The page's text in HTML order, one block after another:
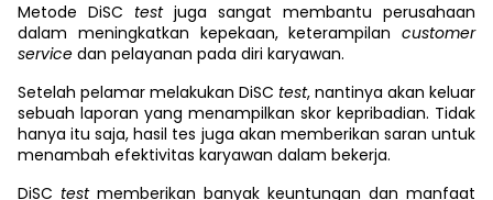
Metode DiSC test juga sangat membantu perusahaan
dalam meningkatkan kepekaan, keterampilan customer
service dan pelayanan pada diri karyawan.
Setelah pelamar melakukan DiSC test, nantinya akan keluar
sebuah laporan yang menampilkan skor kepribadian. Tidak
hanya itu saja, hasil tes juga akan memberikan saran untuk
menambah efektivitas karyawan dalam bekerja.
DiSC test memberikan banyak keuntungan dan manfaat